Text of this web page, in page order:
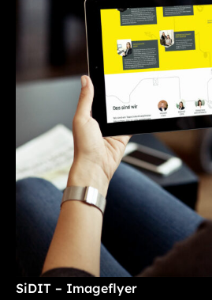
SiDIT – Imageflyer